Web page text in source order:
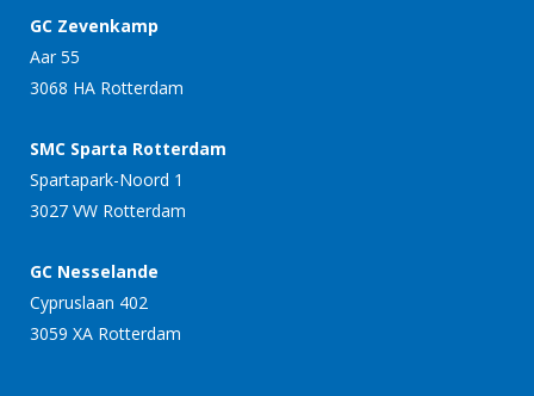
GC Zevenkamp
Aar 55
3068 HA Rotterdam
SMC Sparta Rotterdam
Spartapark-Noord 1
3027 VW Rotterdam
GC Nesselande
Cypruslaan 402
3059 XA Rotterdam